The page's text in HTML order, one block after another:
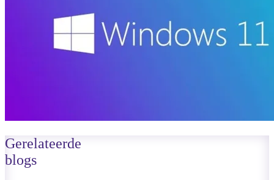
Gerelateerde
blogs